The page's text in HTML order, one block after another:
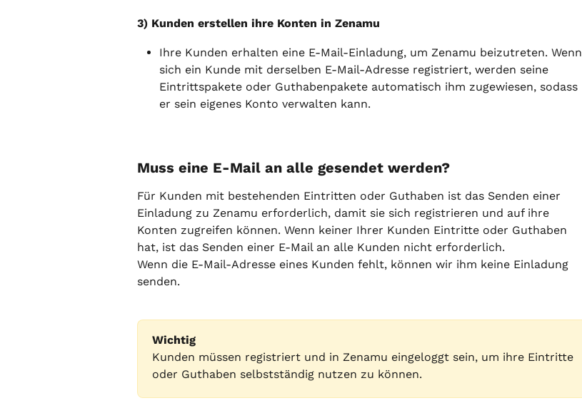
3) Kunden erstellen ihre Konten in Zenamu
Ihre Kunden erhalten eine E-Mail-Einladung, um Zenamu beizutreten. Wenn
sich ein Kunde mit derselben E-Mail-Adresse registriert, werden seine
Eintrittspakete oder Guthabenpakete automatisch ihm zugewiesen, sodass
er sein eigenes Konto verwalten kann.
Muss eine E-Mail an alle gesendet werden?
Für Kunden mit bestehenden Eintritten oder Guthaben ist das Senden einer
Einladung zu Zenamu erforderlich, damit sie sich registrieren und auf ihre
Konten zugreifen können. Wenn keiner Ihrer Kunden Eintritte oder Guthaben
hat, ist das Senden einer E-Mail an alle Kunden nicht erforderlich.
Wenn die E-Mail-Adresse eines Kunden fehlt, können wir ihm keine Einladung
senden.
Wichtig
Kunden müssen registriert und in Zenamu eingeloggt sein, um ihre Eintritte
oder Guthaben selbstständig nutzen zu können.